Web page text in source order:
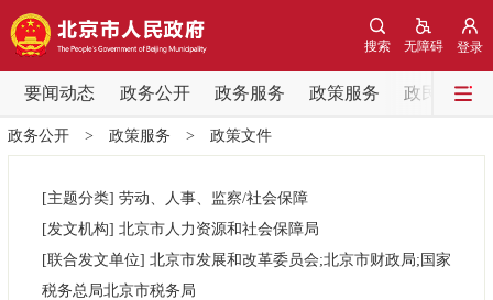
登录
无障碍
搜索
要闻动态 政务公开 政务服务 政策服务 政民互动
要闻动态
党中央精神 国务院信息
北京要闻 会议信息
政务公开> 政策服务 > 政策文件
[主题分类] 劳动、人事、监察/社会保障
[发文机构] 北京市人力资源和社会保障局
[联合发文单位] 北京市发展和改革委员会;北京市财政局;国家
税务总局北京市税务局